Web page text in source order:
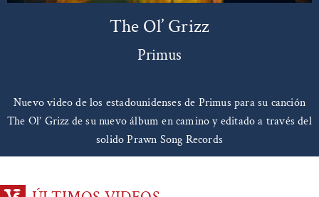
The Ol’ Grizz
Primus
Nuevo video de los estadounidenses de Primus para su canción
The Ol’ Grizz de su nuevo álbum en camino y editado a través del
solido Prawn Song Records